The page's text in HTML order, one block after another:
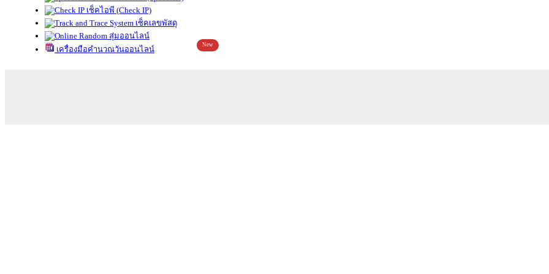
เช็คไอพี (Check IP)
เช็คเลขพัสดุ
สุ่มออนไลน์
เครื่องมือคำนวณวันออนไลน์
New